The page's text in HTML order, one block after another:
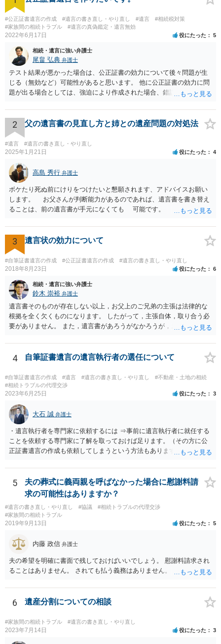
#公正証書遺言の作成 #遺言の書き直し・やり直し #遺言
#相続税対策
#家族間の相続トラブル
#遺言の真偽鑑定・遺言無効
2022年6月17日 役にたった 5
相続・遺言に強い弁護士
尾畠 弘典 弁護士
テスト結果が悪かった場合は、公正証書の効力について後々問題が生
じる（無効など）可能性があると思います。 他に公正証書の効力に問
題が出る場合としては、強迫により作成された場合、錯誤（勘違い）
すが、弁護士に作成を依頼する場合は、１０～数十万円程度になるケ
ースが多いと思います。 報酬体系は、弁護士ごとに異なりますので一
律の基準はありません。
2 父の遺言書の見直し方と姉との遺産問題の対処法
#遺言 #遺言の書き直し・やり直し
2025年1月21日 役にたった 4
高島 秀行 弁護士
ボケたり死ぬ前にけりをつけたいと懇願されます、アドバイスお願い
します。 お父さんが判断能力があるのであれば、遺言書を書き替え
ることは、前の遺言書が手元になくても 可能です。 将来遺言の効
してもらって 診断書を取得して、公証役場へ行って公正証書遺言を
作成するのがよいと思います。 将来争われることが見込まれること
から、弁護士に依頼して手続きを進めた方がよいと思います。
3 遺言状の効力について
#自筆証書遺言の作成 #公正証書遺言の作成 #遺言の書き直し・やり直し
2018年8月23日 役にたった 6
相続・遺言に強い弁護士
鈴木 崇裕 弁護士
遺言書そのものが存在しない以上，お父上のご兄弟の主張は法律的な
根拠を全く欠くものになります。 したがって，主張自体，取り合う必
要がありません。 また，遺言書があろうがなかろうが，お父上のご兄
ご回答にもありますが， 代理人弁護士をたてて，その弁護士から相手
方に対して， ・相続に関する主張は法的根拠がなく，一切応じないこ
と ・今後一切の連絡をしてこないでほしいこと ・連絡を継続してくる
ようであれば警察への通報や法的措置も辞さないこと などを記載した
書面を発送してもらうことがよろしいように思います。
4 自筆証書遺言の遺言執行者の選任について
#自筆証書遺言の作成 #遺言 #遺言の書き直し・やり直し
#不動産・土地の相続
#相続トラブルの代理交渉
2023年6月25日 役にたった 3
大石 誠 弁護士
・遺言執行者を専門家に依頼するには ⇒事前に遺言執行者に就任する
ことを依頼する専門家に了解を取っておけば足ります。（その方に公
正証書遺言の作成も依頼してしまうという方法もあります） 事前に了
ません。 遺言執行者に就任し、遺言執行が完了したときの報酬だけ、
弁護士費用としてかかります。 ・亡くなった際に、法務局に預けた自
筆証書遺言の存在を親族がなかったものにされる可能性 ⇒自筆の遺言
書を法務局に保管した場合、死亡後、法務局に遺言書の有無を照会す
ることになりますので、「法務局に預けた自筆証書遺言の存在を親族
がなかったもの」にすることはできません。 存在をなかったものにす
がありえますが、その予防方法は、遺言者と面談してみないと判断が
難しいです。
5
夫の葬式に義両親を呼ばなかった場合に慰謝料請
求の可能性はありますか？
#遺言の書き直し・やり直し #協議
#相続トラブルの代理交渉
#家族間の相続トラブル
2019年9月13日 役にたった 5
内藤 政信 弁護士
夫の希望を明確に書面で残しておけばいいでしょう。 慰謝料請求され
ることはありません。 されても払う義務はありません。
6 遺産分割についての相談
#家族間の相続トラブル #遺言の書き直し・やり直し
2023年7月14日 役にたった 3